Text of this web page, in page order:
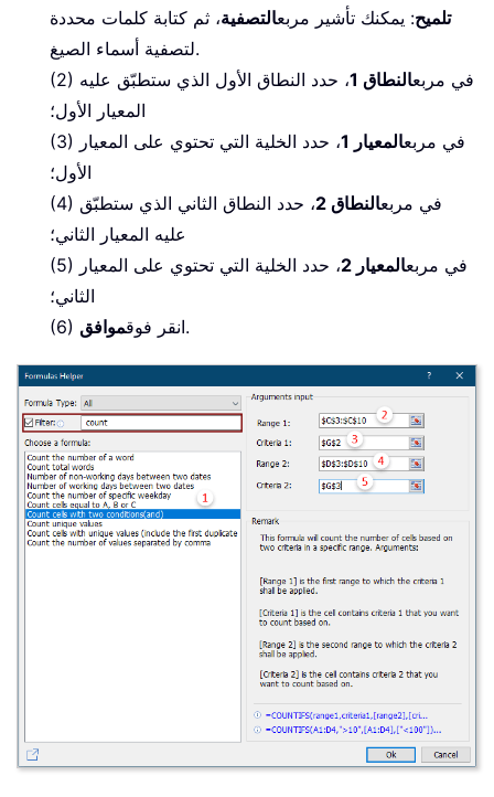
تلميح: يمكنك تأشير مربعالتصفية، ثم كتابة كلمات محددة
لتصفية أسماء الصيغ.
(2) في مربعالنطاق 1
، حدد النطاق الأول الذي ستطبّق عليه
المعيار الأول؛
(3) في مربعالمعيار 1
، حدد الخلية التي تحتوي على المعيار
الأول؛
(4) في مربعالنطاق 2
، حدد النطاق الثاني الذي ستطبّق
عليه المعيار الثاني؛
(5) في مربعالمعيار 2
، حدد الخلية التي تحتوي على المعيار
الثاني؛
(6) انقر فوقموافق .